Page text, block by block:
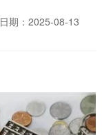
日期：2025-08-13